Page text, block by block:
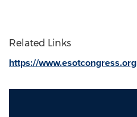
Related Links
https://www.esotcongress.org